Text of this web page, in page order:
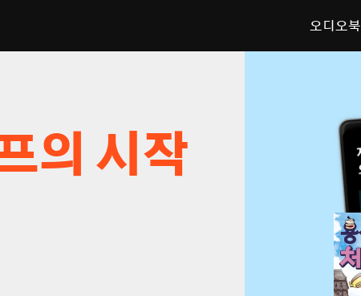
오디오북
의 시작